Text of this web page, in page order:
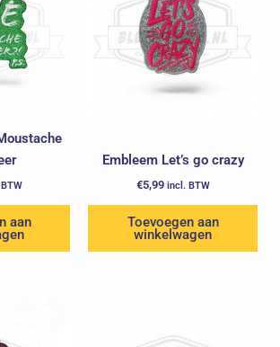
aan
Embleem Let’s go crazy
€5,99 incl. BTW
Toevoegen aan
winkelwagen